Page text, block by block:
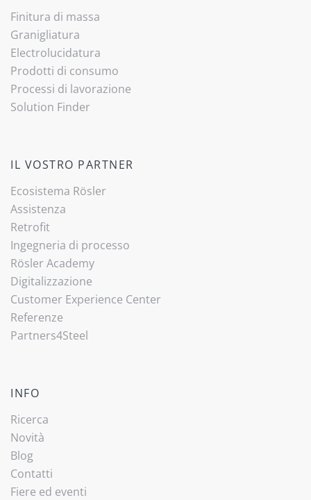
Finitura di massa
Granigliatura
Electrolucidatura
Prodotti di consumo
Processi di lavorazione
Solution Finder
IL VOSTRO PARTNER
Ecosistema Rösler
Assistenza
Retrofit
Ingegneria di processo
Rösler Academy
Digitalizzazione
Customer Experience Center
Referenze
Partners4Steel
INFO
Ricerca
Novità
Blog
Contatti
Fiere ed eventi